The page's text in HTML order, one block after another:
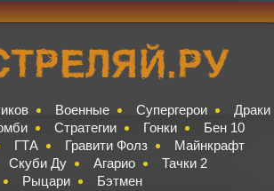
Военные Супергерои
Драки
Стратегии Гонки
Бен 10
ГТА Гравити Фолз
Майнкрафт
Скуби Ду Агарио
Тачки 2
Рыцари Бэтмен